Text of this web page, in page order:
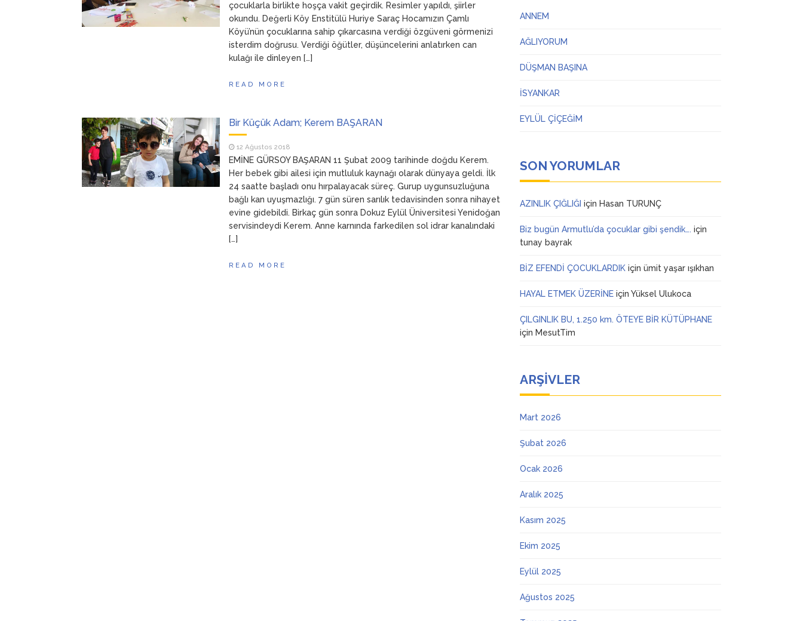
çocuklarla birlikte hoşça vakit geçirdik. Resimler yapıldı, şiirler
okundu. Değerli Köy Enstitülü Huriye Saraç Hocamızın Çamlı
Köyü’nün çocuklarına sahip çıkarcasına verdiği özgüveni görmenizi
isterdim doğrusu. Verdiği öğütler, düşüncelerini anlatırken can
kulağı ile dinleyen […]
READ MORE
Bir Küçük Adam; Kerem BAŞARAN
12 Ağustos 2018
EMİNE GÜRSOY BAŞARAN 11 Şubat 2009 tarihinde doğdu Kerem.
Her bebek gibi ailesi için mutluluk kaynağı olarak dünyaya geldi. İlk
24 saatte başladı onu hırpalayacak süreç. Gurup uygunsuzluğuna
bağlı kan uyuşmazlığı. 7 gün süren sarılık tedavisinden sonra nihayet
evine gidebildi. Birkaç gün sonra Dokuz Eylül Üniversitesi Yenidoğan
servisindeydi Kerem. Anne karnında farkedilen sol idrar kanalındaki
[…]
READ MORE
ANNEM
AĞLIYORUM
DÜŞMAN BAŞINA
İSYANKAR
EYLÜL ÇİÇEĞİM
SON YORUMLAR
AZINLIK ÇIĞLIĞI için Hasan TURUNÇ
Biz bugün Armutlu’da çocuklar gibi şendik…. için
tunay bayrak
BİZ EFENDİ ÇOCUKLARDIK içinümit yaşar ışıkhan
HAYAL ETMEK ÜZERİNE içinYüksel Ulukoca
ÇILGINLIK BU, 1.250 km. ÖTEYE BİR KÜTÜPHANE
için MesutTim
ARŞIVLER
Mart 2026
Şubat 2026
Ocak 2026
Aralık 2025
Kasım 2025
Ekim 2025
Eylül 2025
Ağustos 2025